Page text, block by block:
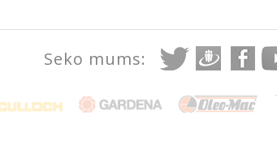
Seko mums: